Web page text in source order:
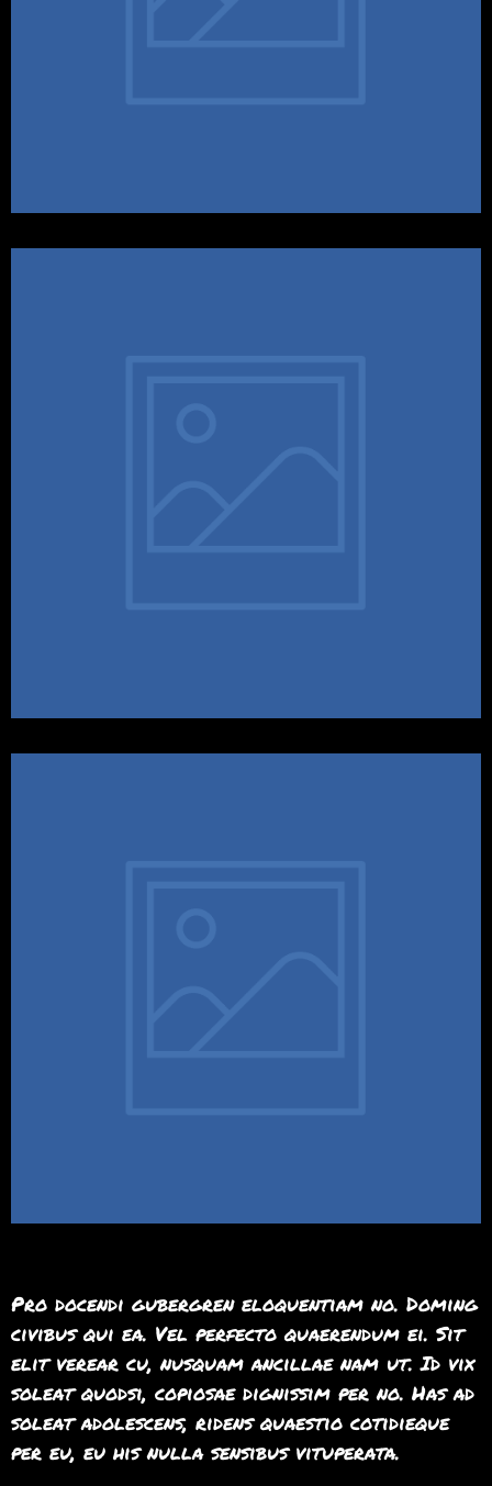
Pro docendi gubergren eloquentiam no. Doming
civibus qui ea. Vel perfecto quaerendum ei. Sit
elit verear cu, nusquam ancillae nam ut. Id vix
soleat quodsi, copiosae dignissim per no. Has ad
soleat adolescens, ridens quaestio cotidieque
per eu, eu his nulla sensibus vituperata.